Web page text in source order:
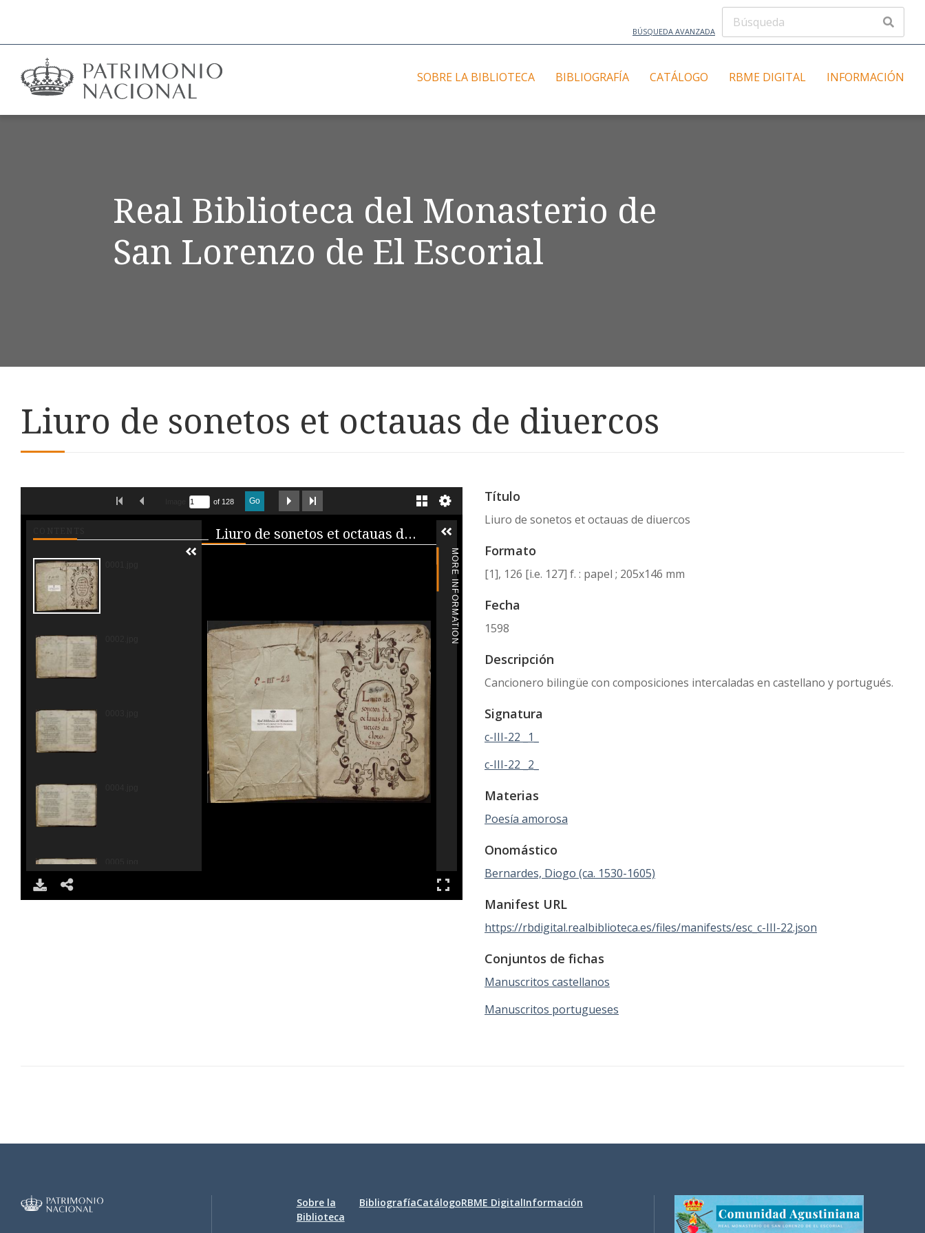
BÚSQUEDA AVANZADA
SOBRE LA BIBLIOTECA BIBLIOGRAFÍA CATÁLOGO RBME DIGITAL INFORMACIÓN
Real Biblioteca del Monasterio de
San Lorenzo de El Escorial
Liuro de sonetos et octauas de diuercos
FIRST IMAGEPREVIOUS IMAGE
of 128 Go
NEXT IMAGE GALLERY
Media Viewer Liuro de sonetos et octauas de diuercos
MORE INFORMATION
Título
Liuro de sonetos et octauas de diuercos
Formato
[1], 126 [i.e. 127] f. : papel ; 205x146 mm
Fecha
1598
Descripción
Cancionero bilingüe con composiciones intercaladas en castellano y portugués.
Signatura
c-III-22 _1_
c-III-22 _2_
Materias
Poesía amorosa
Onomástico
Bernardes, Diogo (ca. 1530-1605)
Manifest URL
https://rbdigital.realbiblioteca.es/files/manifests/esc_c-III-22.json
Conjuntos de fichas
Manuscritos castellanos
Manuscritos portugueses
Sobre la
Biblioteca
BibliografíaCatálogoRBME DigitalInformación